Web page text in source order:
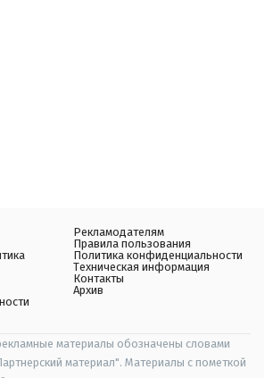
Рекламодателям
Правила пользования
Политика конфиденциальности
Техническая информация
Контакты
Архив
материалы обозначены словами
материал". Материалы с пометкой